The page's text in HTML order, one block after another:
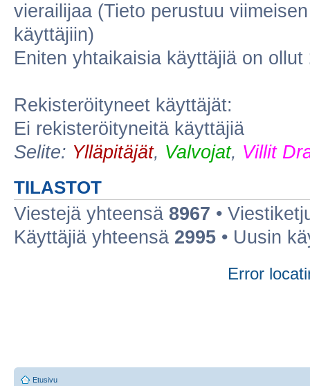
vierailijaa (Tieto perustuu
käyttäjiin)
Eniten yhtaikaisia käyttäjiä on ollut
Rekisteröityneet käyttäjät:
Ei rekisteröityneitä käyttäjiä
Selite: Ylläpitäjät, Valvojat, Villit
TILASTOT
Viestejä yhteensä 8967 •
Käyttäjiä yhteensä 2995 • Uusin
Error
Etusivu